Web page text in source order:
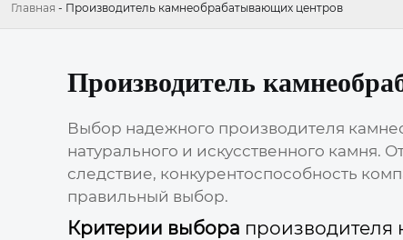
Главная - Производитель камнеобрабатывающих центров
Производитель
Выбор надежного производителя
натурального и искусственного камня.
следствие, конкурентоспособность
правильный выбор.
Критерии выбора